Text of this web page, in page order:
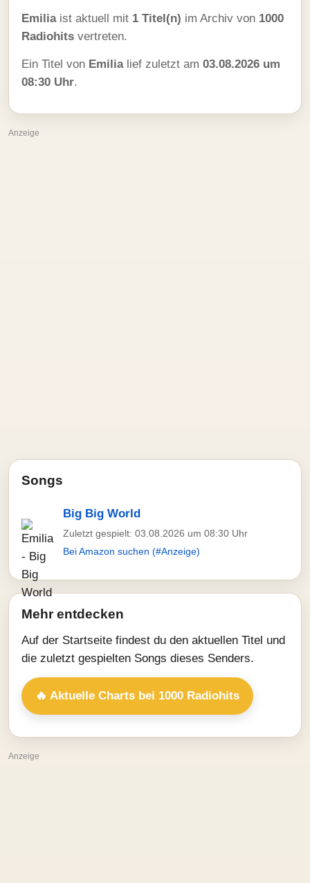
Emiliaist aktuell mit 1 Titel(n) im Archiv von 1000
Radiohits vertreten.
Ein Titel von Emilialief zuletzt am 03.08.2026 um
08:30 Uhr.
Anzeige
Songs
Big Big World
Zuletzt gespielt: 03.08.2026 um 08:30 Uhr
Bei Amazon suchen (#Anzeige)
Mehr entdecken
Auf der Startseite findest du den aktuellen Titel und
die zuletzt gespielten Songs dieses Senders.
🔥 Aktuelle Charts bei 1000 Radiohits
Anzeige